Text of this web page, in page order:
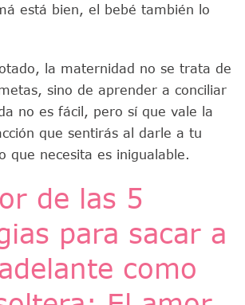
está bien, el bebé también lo
la maternidad no se trata de
sino de aprender a conciliar
no es fácil, pero sí que vale la
que sentirás al darle a tu
que necesita es inigualable.
de las 5
para sacar a
como